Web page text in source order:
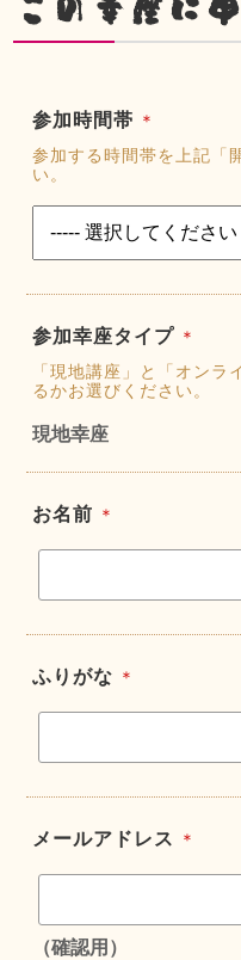
この幸座に
参加時間帯 ＊
参加する時間帯を上記「
い。
参加幸座タイプ ＊
「現地講座」と「オンラ
るかお選びください。
現地幸座
お名前 ＊
ふりがな ＊
メールアドレス ＊
（確認用）